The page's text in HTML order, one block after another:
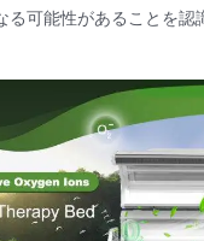
る可能性があることを認